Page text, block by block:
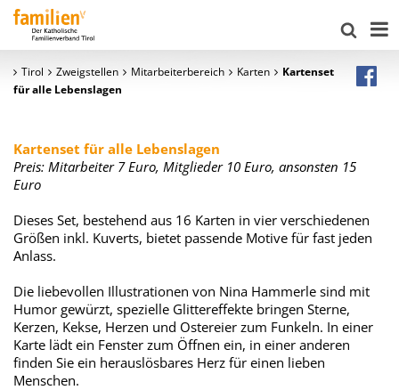
Tirol Zweigstellen Mitarbeiterbereich Karten
Kartenset
für alle Lebenslagen
Kartenset für alle Lebenslagen
Preis: Mitarbeiter 7 Euro, Mitglieder 10 Euro, ansonsten 15
Euro
Dieses Set, bestehend aus 16 Karten in vier verschiedenen
Größen inkl. Kuverts, bietet passende Motive für fast jeden
Anlass.
Die liebevollen Illustrationen von Nina Hammerle sind mit
Humor gewürzt, spezielle Glittereffekte bringen Sterne,
Kerzen, Kekse, Herzen und Ostereier zum Funkeln. In einer
Karte lädt ein Fenster zum Öffnen ein, in einer anderen
finden Sie ein herauslösbares Herz für einen lieben
Menschen.